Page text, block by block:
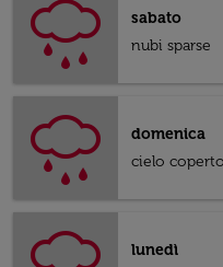
sabato
nubi sparse
domenica
cielo coperto
lunedì